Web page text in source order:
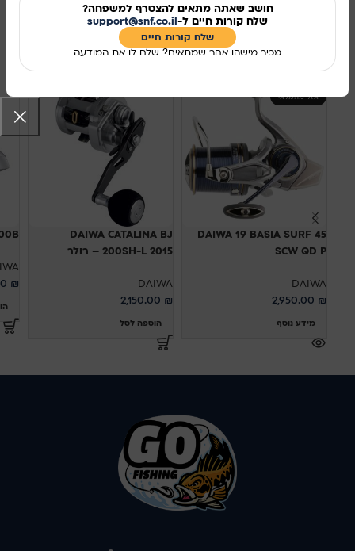
חושב שאתה מתאים להצטרף למשפחה?
שלח קורות חיים ל-support@snf.co.il
שלח קורות חיים​
מכיר מישהו אחר שמתאים? שלח לו את המודעה
שיתוף ברשתות החברתיות:
מוצרים קשורים
אזל מהמלאי
DAIWA 19 BASIA SURF 45
SCW QD P
DAIWA
2,950.00 ₪
מידע נוסף
DAIWA CATALINA BJ
200SH-L 2015 – רולר
DAIWA
2,150.00 ₪
הוספה לסל
₪